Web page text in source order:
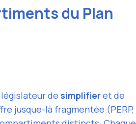
du Plan
législateur de simplifieret de
jusque-là fragmentée (PERP,